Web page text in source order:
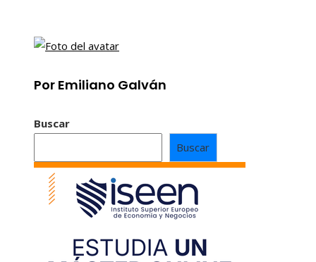
Por Emiliano Galván
Buscar
Buscar